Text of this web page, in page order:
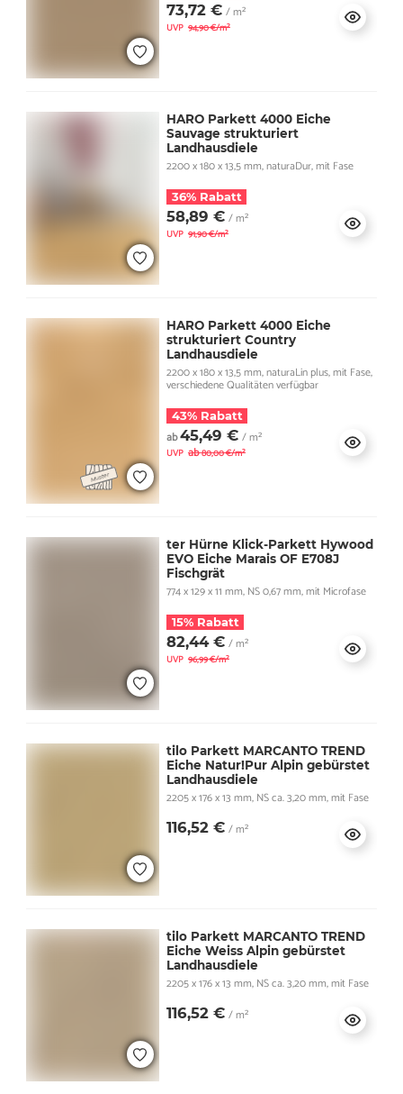
73,72 € / m²
UVP 94,90 €/m²
HARO Parkett 4000 Eiche
Sauvage strukturiert
Landhausdiele
2200 x 180 x 13,5 mm, naturaDur, mit Fase
36% Rabatt
58,89 € / m²
UVP 91,90 €/m²
HARO Parkett 4000 Eiche
strukturiert Country
Landhausdiele
2200 x 180 x 13,5 mm, naturaLin plus, mit Fase,
verschiedene Qualitäten verfügbar
43% Rabatt
ab45,49 € / m²
UVP ab80,00 €/m²
ter Hürne Klick-Parkett Hywood
EVO Eiche Marais OF E708J
Fischgrät
774 x 129 x 11 mm, NS 0,67 mm, mit Microfase
15% Rabatt
82,44 € / m²
UVP 96,99 €/m²
tilo Parkett MARCANTO TREND
Eiche Natur!Pur Alpin gebürstet
Landhausdiele
2205 x 176 x 13 mm, NS ca. 3,20 mm, mit Fase
116,52 € / m²
tilo Parkett MARCANTO TREND
Eiche Weiss Alpin gebürstet
Landhausdiele
2205 x 176 x 13 mm, NS ca. 3,20 mm, mit Fase
116,52 € / m²